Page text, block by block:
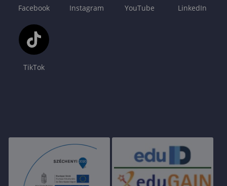
Facebook Instagram YouTube LinkedIn
TikTok